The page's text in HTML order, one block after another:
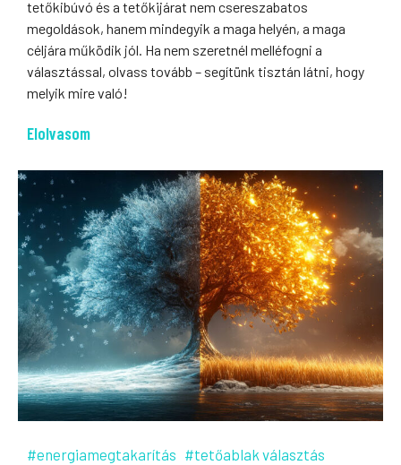
tetőkibúvó és a tetőkijárat nem csereszabatos
megoldások, hanem mindegyik a maga helyén, a maga
céljára működik jól. Ha nem szeretnél melléfogni a
választással, olvass tovább – segítünk tisztán látni, hogy
melyik mire való!
Elolvasom
#energiamegtakarítás #tetőablak választás